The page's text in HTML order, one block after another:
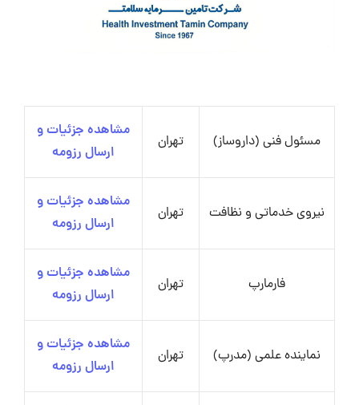
مسئول فنی (داروساز) تهران
مشاهده جزئیات و
ارسال رزومه
نیروی خدماتی و نظافت تهران
مشاهده جزئیات و
ارسال رزومه
فارمارپ تهران
مشاهده جزئیات و
ارسال رزومه
نماینده علمی (مدرپ) تهران
مشاهده جزئیات و
ارسال رزومه